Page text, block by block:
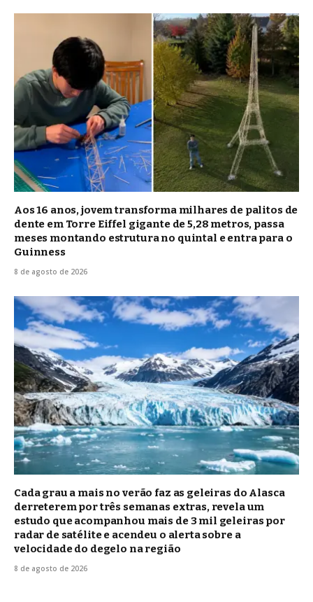
Aos 16 anos, jovem transforma milhares de palitos de
dente em Torre Eiffel gigante de 5,28 metros, passa
meses montando estrutura no quintal e entra para o
Guinness
8 de agosto de 2026
Cada grau a mais no verão faz as geleiras do Alasca
derreterem por três semanas extras, revela um
estudo que acompanhou mais de 3 mil geleiras por
radar de satélite e acendeu o alerta sobre a
velocidade do degelo na região
8 de agosto de 2026